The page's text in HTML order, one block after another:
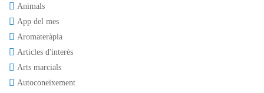
Animals
App del mes
Aromateràpia
Articles d'interès
Arts marcials
Autoconeixement